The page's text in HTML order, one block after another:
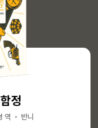
론
역
내인생의책
정
역
반니
제학
교양인
대
공역
김영사
시대
형 역
김영사
학
역
알에이치코리아(RHK)
론
역
내인생의책
정
역
반니